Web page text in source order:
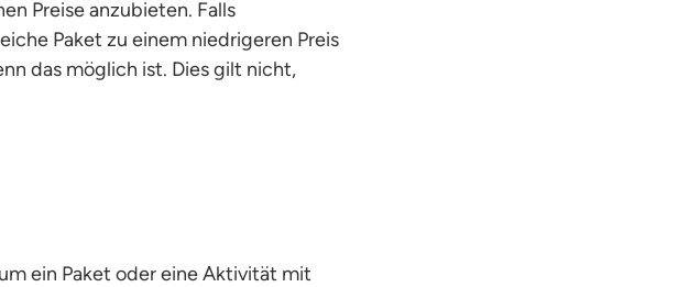
Preise anzubieten. Falls
Paket zu einem niedrigeren Preis
das möglich ist. Dies gilt nicht,
ein Paket oder eine Aktivität mit